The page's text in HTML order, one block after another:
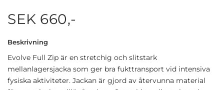
SEK 660,-
Beskrivning
Evolve Full Zip är en stretchig och slitstark
mellanlagersjacka som ger bra fukttransport vid intensiva
fysiska aktiviteter. Jackan är gjord av återvunna material